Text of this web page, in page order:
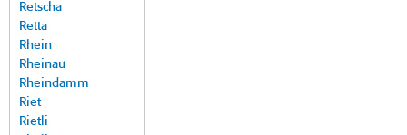
Retscha
Retta
Rhein
Rheinau
Rheindamm
Riet
Rietli